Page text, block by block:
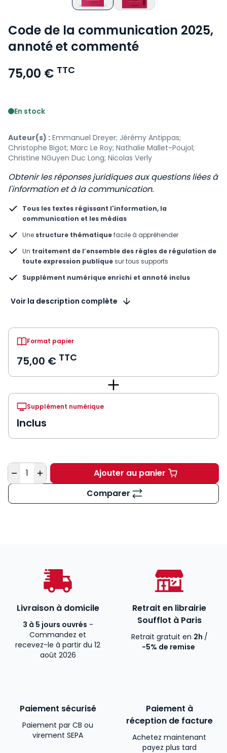
Code de la communication 2025,
annoté et commenté
75,00 € TTC
En stock
Auteur(s) : Emmanuel Dreyer; Jérémy Antippas;
Christophe Bigot; Marc Le Roy; Nathalie Mallet-Poujol;
Christine NGuyen Duc Long; Nicolas Verly
Obtenir les réponses juridiques aux questions liées à
l'information et à la communication.
Tous les textes régissant l'information, la
communication et les médias
Une structure thématiquefacile à appréhender
Un traitement de l’ensemble des règles de régulation de
toute expression publiquesur tous supports
Supplément numérique enrichi et annoté inclus
Voir la description complète
Format papier
75,00 € TTC
Supplément numérique
Inclus
Quantité Ajouter au panier
Code de la
Comparer
Livraison à domicile
3 à 5 jours ouvrés -
Commandez et
recevez-le à partir du 12
août 2026
Retrait en librairie
Soufflot à Paris
Retrait gratuit en 2h /
-5% de remise
Paiement sécurisé
Paiement par CB ou
virement SEPA
Paiement à
réception de facture
Achetez maintenant
payez plus tard